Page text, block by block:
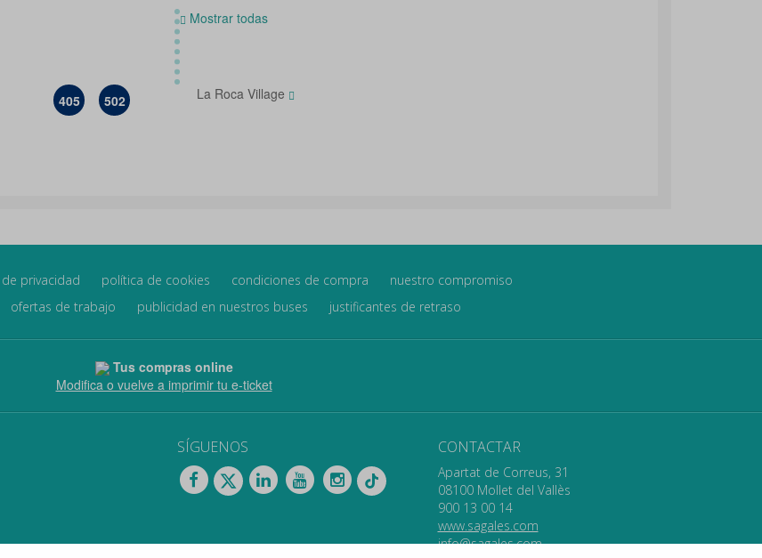
Mostrar todas
405 502 La Roca Village
privacidad política de cookies condiciones de compra
nuestro compromiso
ofertas de trabajo publicidad en nuestros buses justificantes de retraso
Tus compras online
Modifica o vuelve a imprimir tu e-ticket
SÍGUENOS CONTACTAR
Apartat de Correus, 31
08100 Mollet del Vallès
900 13 00 14
www.sagales.com
info@sagales.com